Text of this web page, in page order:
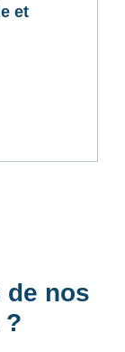
et
de nos
?